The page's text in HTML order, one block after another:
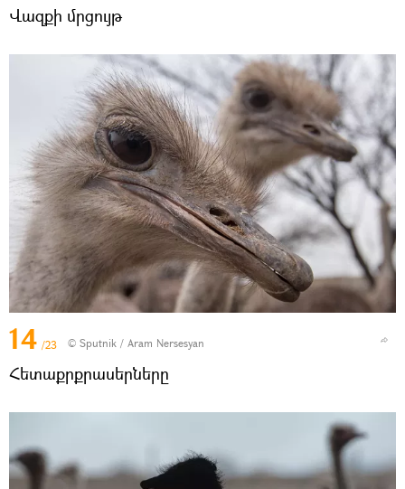
Վազքի մրցույթ
14 /23 © Sputnik / Aram Nersesyan
Հետաքրքրասերները